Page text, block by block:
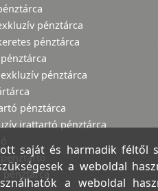
pénztárca
pénztárca
pénztárca
pénztárca
irattartó pénztárca
pénztárca
saját és harmadik féltől
a weboldal
a weboldal